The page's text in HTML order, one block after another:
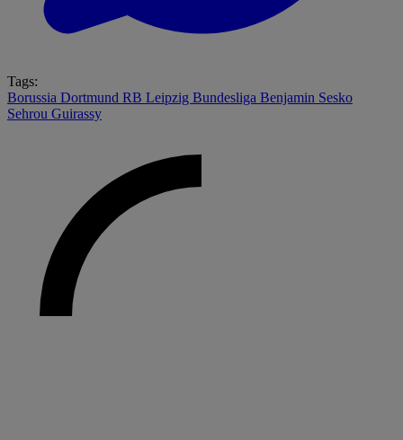
Tags:
Borussia Dortmund RB Leipzig Bundesliga Benjamin Sesko
Sehrou Guirassy